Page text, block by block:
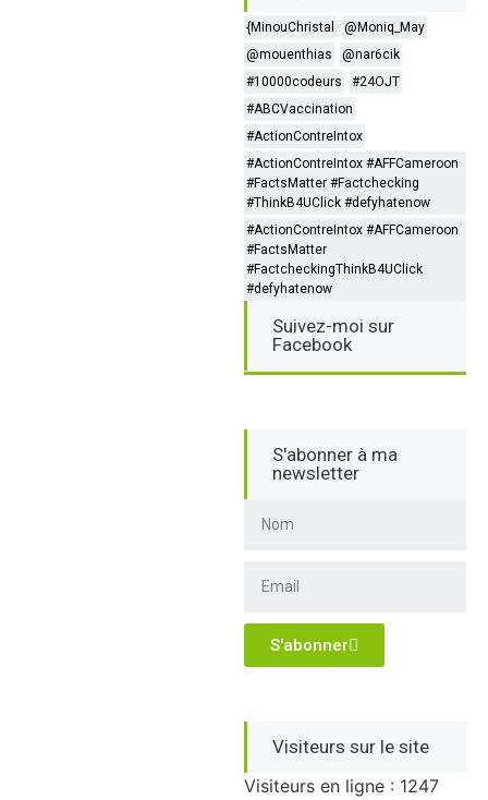
{MinouChristal
@Moniq_May
@mouenthias
@nar6cik
#10000codeurs
#24OJT
#ABCVaccination
#ActionContreIntox
#ActionContreIntox #AFFCameroon
#FactsMatter #Factchecking
#ThinkB4UClick #defyhatenow
#ActionContreIntox #AFFCameroon
#FactsMatter
#FactcheckingThinkB4UClick
#defyhatenow
Suivez-moi sur
Facebook
S'abonner à ma
newsletter
S'abonner
Visiteurs sur le site
Visiteurs en ligne : 1247